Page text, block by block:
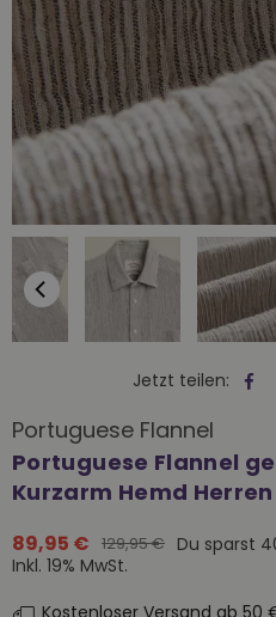
Jetzt teilen:
Portuguese Flannel
Portuguese Flannel
Kurzarm Hemd
Normaler
Preis
89,95 € 129,95 € Du sparst
Inkl. 19% MwSt.